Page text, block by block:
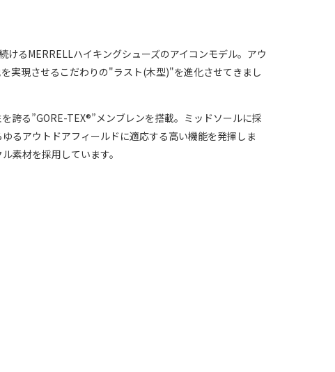
るMERRELLハイキングシューズのアイコンモデル。 アウ
実現させるこだわりの"ラスト(木型)"を進化させてきまし
誇る”GORE-TEX®”メンブレンを搭載。 ミッドソールに採
るアウトドアフィールドに適応する高い機能を発揮しま
素材を採用しています。